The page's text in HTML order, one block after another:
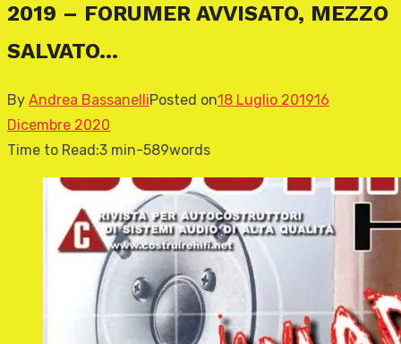
2019 – FORUMER AVVISATO, MEZZO
SALVATO…
By Andrea BassanelliPosted on18 Luglio 201916
Dicembre 2020
Time to Read:3 min-589words